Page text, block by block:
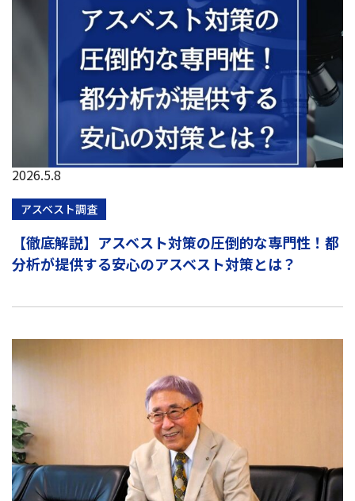
2026.5.8
アスベスト調査
【徹底解説】アスベスト対策の圧倒的な専門性！都
分析が提供する安心のアスベスト対策とは？